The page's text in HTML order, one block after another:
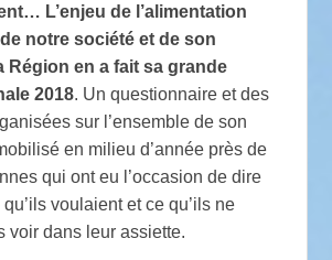
L’enjeu de l’alimentation
notre société et de son
Région en a fait sa grande
2018. Un questionnaire et des
sur l’ensemble de son
en milieu d’année près de
qui ont eu l’occasion de dire
voulaient et ce qu’ils ne
voir dans leur assiette.